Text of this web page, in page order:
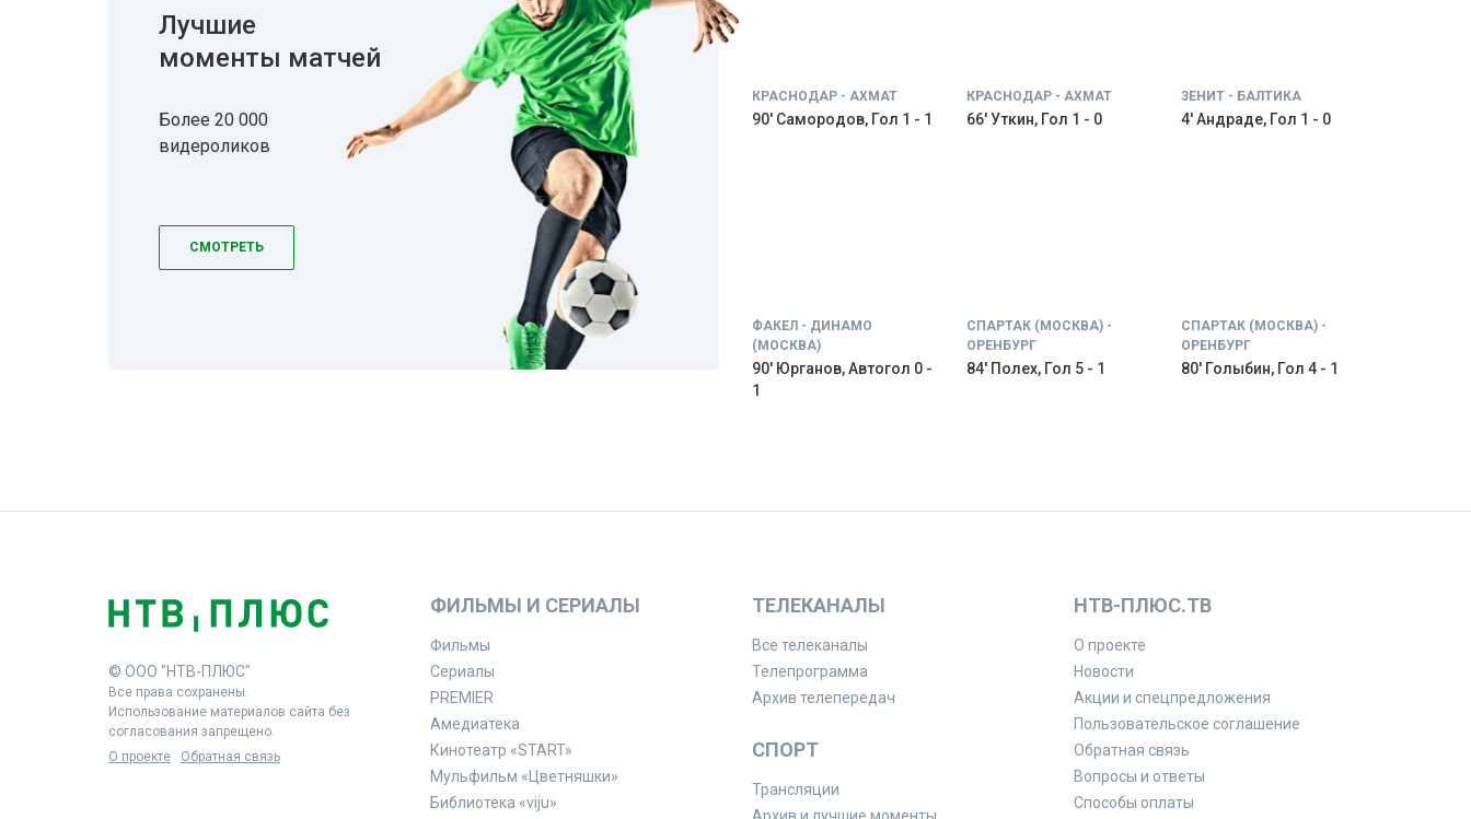
Лучшие
моменты матчей
Более 20 000
видероликов
СМОТРЕТЬ
КРАСНОДАР - АХМАТ
90' Самородов, Гол 1 - 1
КРАСНОДАР - АХМАТ
66' Уткин, Гол 1 - 0
ЗЕНИТ - БАЛТИКА
4' Андраде, Гол 1 - 0
ФАКЕЛ - ДИНАМО
(МОСКВА)
90' Юрганов, Автогол 0 -
1
СПАРТАК (МОСКВА) -
ОРЕНБУРГ
84' Полех, Гол 5 - 1
СПАРТАК (МОСКВА) -
ОРЕНБУРГ
80' Голыбин, Гол 4 - 1
© ООО "НТВ-ПЛЮС"
Все права сохранены.
Использование материалов сайта без
согласования запрещено.
О проекте
Обратная связь
ФИЛЬМЫ И СЕРИАЛЫ
Фильмы
Сериалы
PREMIER
Амедиатека
Кинотеатр «START»
Мульфильм «Цветняшки»
Библиотека «viju»
ТЕЛЕКАНАЛЫ
Все телеканалы
Телепрограмма
Архив телепередач
СПОРТ
Трансляции
НТВ-ПЛЮС.ТВ
О проекте
Новости
Акции и спецпредложения
Пользовательское соглашение
Обратная связь
Вопросы и ответы
Способы оплаты